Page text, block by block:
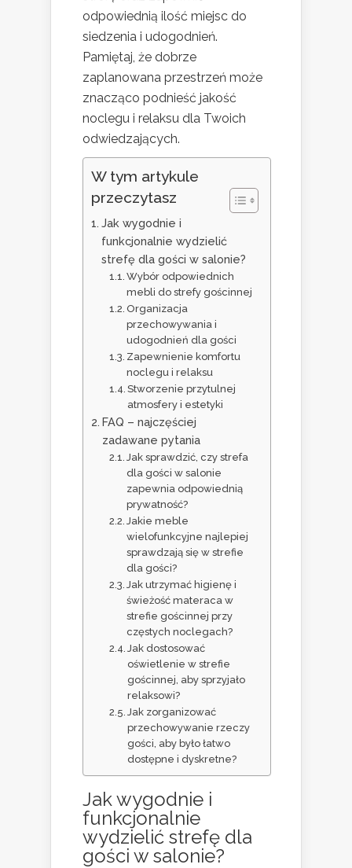
odpowiednią ilość miejsc do
siedzenia i udogodnień.
Pamiętaj, że dobrze
zaplanowana przestrzeń może
znacząco podnieść jakość
noclegu i relaksu dla Twoich
odwiedzających.
W tym artykule
przeczytasz
Jak wygodnie i
funkcjonalnie wydzielić
strefę dla gości w salonie?
Wybór odpowiednich
mebli do strefy gościnnej
Organizacja
przechowywania i
udogodnień dla gości
Zapewnienie komfortu
noclegu i relaksu
Stworzenie przytulnej
atmosfery i estetyki
FAQ – najczęściej
zadawane pytania
Jak sprawdzić, czy strefa
dla gości w salonie
zapewnia odpowiednią
prywatność?
Jakie meble
wielofunkcyjne najlepiej
sprawdzają się w strefie
dla gości?
Jak utrzymać higienę i
świeżość materaca w
strefie gościnnej przy
częstych noclegach?
Jak dostosować
oświetlenie w strefie
gościnnej, aby sprzyjało
relaksowi?
Jak zorganizować
przechowywanie rzeczy
gości, aby było łatwo
dostępne i dyskretne?
Jak wygodnie i
funkcjonalnie
wydzielić strefę dla
gości w salonie?